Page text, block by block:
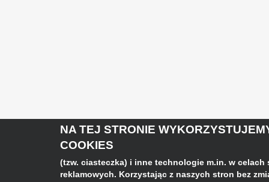
NA TEJ STRONIE
COOKIES
(tzw. ciasteczka) i inne technologie m.in. w
reklamowych. Korzystając z naszych stron bez